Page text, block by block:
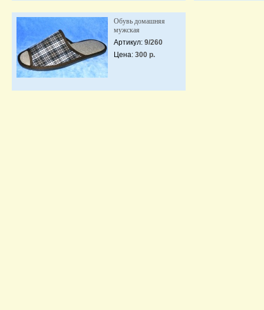
Обувь домашняя
мужская
Артикул: 9/260
Цена: 300 р.